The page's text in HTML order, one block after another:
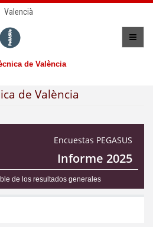
Valencià
de València
de València
Encuestas PEGASUS
Informe 2025
de los resultados generales